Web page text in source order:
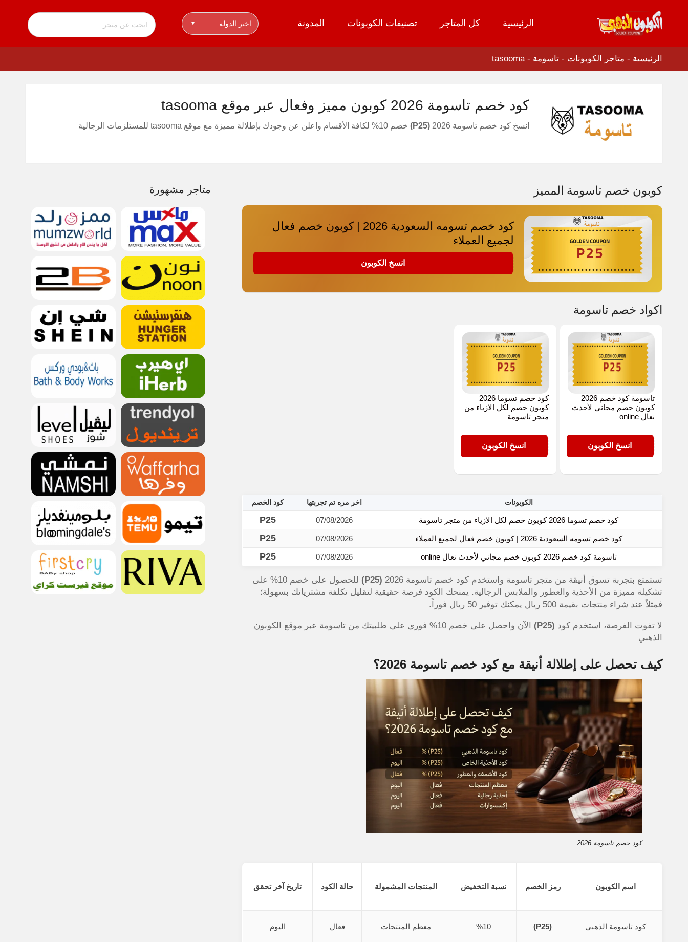
تخطي
المحتوى
الرئيسية كل المتاجر تصنيفات الكوبونات المدونة اختر الدولة ▾
الرئيسية - متاجر الكوبونات - تاسومة - tasooma
كود خصم تاسومة 2026 كوبون مميز وفعال عبر موقع tasooma
انسخ كود خصم تاسومة 2026 (P25) خصم 10% لكافة الأقسام واعلن عن وجودك بإطلالة مميزة مع موقع tasooma للمستلزمات الرجالية
كوبون خصم تاسومة المميز
كود خصم تسومه السعودية 2026 | كوبون خصم فعال
لجميع العملاء
انسخ الكوبون
اكواد خصم تاسومة
تاسومة كود خصم 2026
كوبون خصم مجاني لأحدث
نعال online
انسخ الكوبون
كود خصم تسوما 2026
كوبون خصم لكل الازياء من
متجر تاسومة
انسخ الكوبون
الكوبونات اخر مره تم تجربتها كود الخصم
كود خصم تسوما 2026 كوبون خصم لكل الازياء من متجر تاسومة 07/08/2026
P25
كود خصم تسومه السعودية 2026 | كوبون خصم فعال لجميع العملاء 07/08/2026
P25
تاسومة كود خصم 2026 كوبون خصم مجاني لأحدث نعال online 07/08/2026
P25
تستمتع بتجربة تسوق أنيقة من متجر تاسومة واستخدم كود خصم تاسومة 2026 (P25)
للحصول على خصم 10% على
تشكيلة مميزة من الأحذية والعطور والملابس الرجالية. يمنحك الكود فرصة حقيقية لتقليل تكلفة مشترياتك بسهولة؛
فمثلاً عند شراء منتجات بقيمة 500 ريال يمكنك توفير 50 ريال فوراً.
لا تفوت الفرصة، استخدم كود (P25)
الآن واحصل على خصم 10% فوري على طلبيتك من تاسومة عبر موقع الكوبون
الذهبي
كيف تحصل على إطلالة أنيقة مع كود خصم تاسومة 2026؟
كود خصم تاسومة 2026
اسم الكوبون رمز الخصم نسبة التخفيض المنتجات المشمولة حالة الكود تاريخ آخر تحقق
كود تاسومة الذهبي (P25)
%10 معظم المنتجات فعال اليوم
متاجر مشهورة